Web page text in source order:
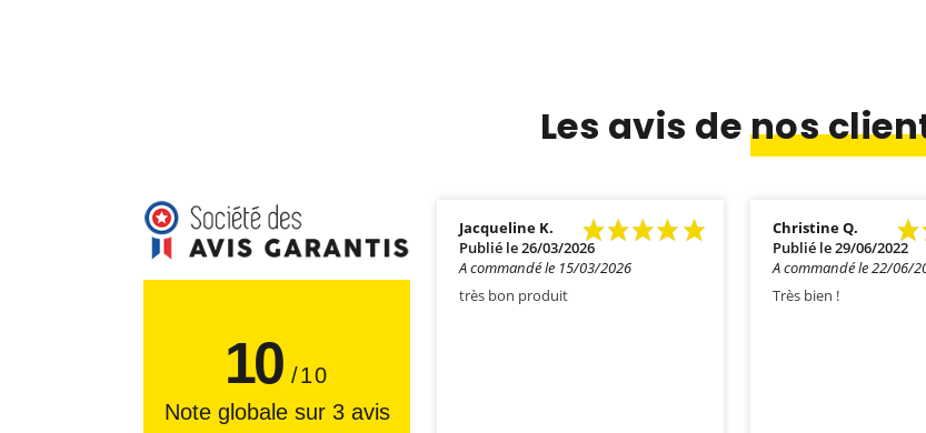
Les avis denos
10/10
Note globale sur 3 avis
Jacqueline K.
Publié le 26/03/2026
A commandé le 15/03/2026
très bon produit
Christine Q.
Publié le 29/06/2022
A commandé le 22/06/
Très bien !